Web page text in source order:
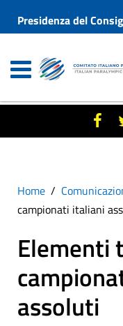
Presidenza del
Home
campionati italiani
Elementi
assoluti